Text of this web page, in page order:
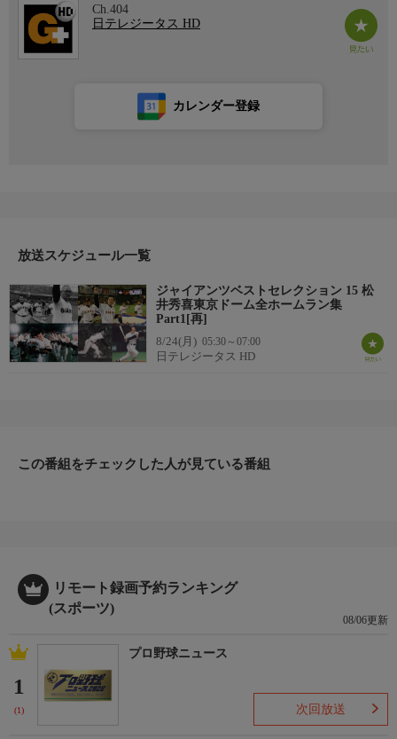
Ch.404
日テレジータス HD
カレンダー登録
放送スケジュール一覧
ジャイアンツベストセレクション 15 松
井秀喜東京ドーム全ホームラン集
Part1[再]
8/24(月) 05:30～07:00
日テレジータス HD
この番組をチェックした人が見ている番組
リモート録画予約ランキング
(スポーツ)
08/06更新
1
(1)
プロ野球ニュース
次回放送